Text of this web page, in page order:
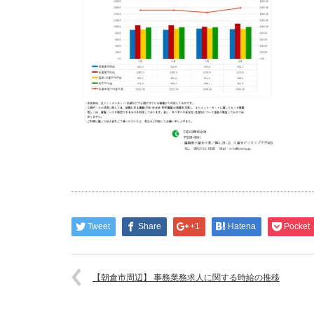
Tweet Share +1 Hatena Pocket
【朝倉市周辺】 事務業務求人に関する時給の推移